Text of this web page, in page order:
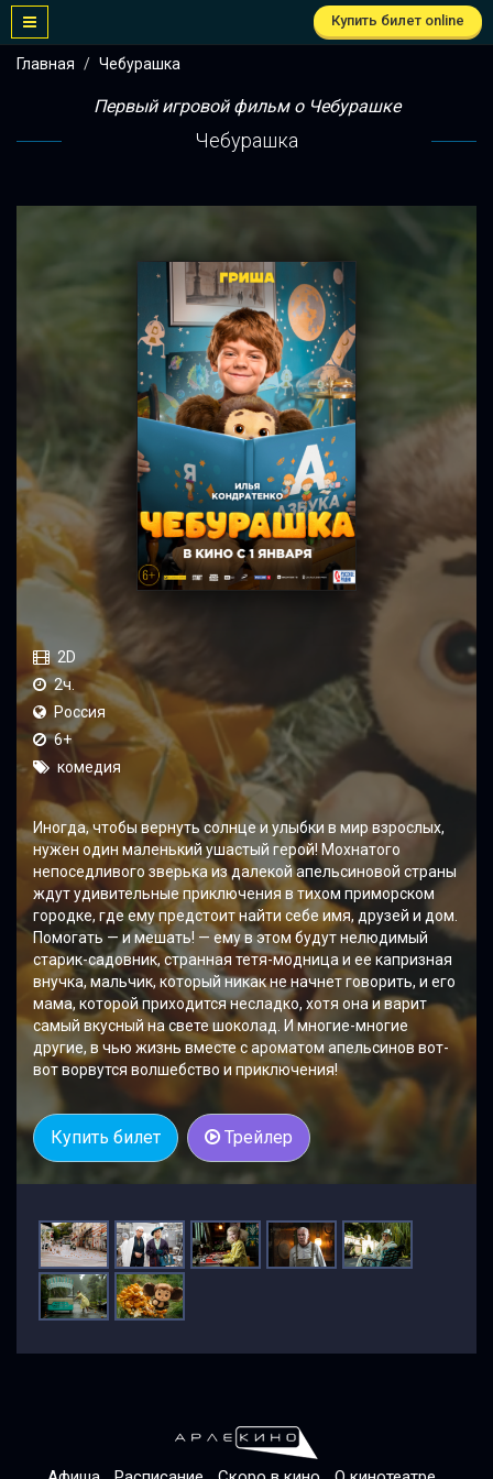
Купить билет online
Главная Чебурашка
Первый игровой фильм о Чебурашке
Чебурашка
2D
2ч.
Россия
6+
комедия
Иногда, чтобы вернуть солнце и улыбки в мир взрослых,
нужен один маленький ушастый герой! Мохнатого
непоседливого зверька из далекой апельсиновой страны
ждут удивительные приключения в тихом приморском
городке, где ему предстоит найти себе имя, друзей и дом.
Помогать — и мешать! — ему в этом будут нелюдимый
старик-садовник, странная тетя-модница и ее капризная
внучка, мальчик, который никак не начнет говорить, и его
мама, которой приходится несладко, хотя она и варит
самый вкусный на свете шоколад. И многие-многие
другие, в чью жизнь вместе с ароматом апельсинов вот-
вот ворвутся волшебство и приключения!
Купить билет Трейлер